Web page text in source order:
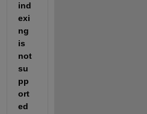
ind
exi
ng
is
not
su
pp
ort
ed